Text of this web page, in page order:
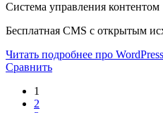
Система управления контентом
Бесплатная CMS с открытым
Читать подробнее про WordPress
Сравнить
1
2